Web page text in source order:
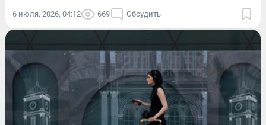
6 июля, 2026, 04:12 669 Обсудить